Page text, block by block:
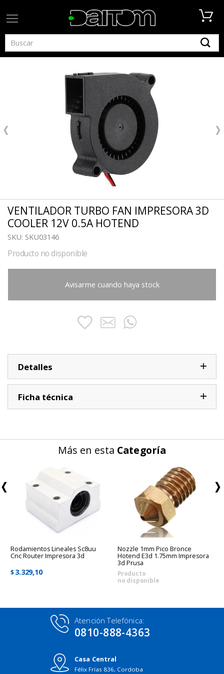
VENTILADOR TURBO FAN IMPRESORA 3D
COOLER 12V 0.5A HOTEND
SKU: SKU03146
Producto no disponible
Avisarme cuando haya stock
Detalles
Ficha técnica
Más en esta Categoría
Rodamientos Lineales Sc8uu
Cnc Router Impresora 3d
$3.329,10
Nozzle 1mm Pico Bronce
Hotend E3d 1.75mm Impresora
3d Prusa
Producto
no disponible
Atención Telefónica:
0810-888-4363
Casa Central
Félix Frías 836, Cordoba